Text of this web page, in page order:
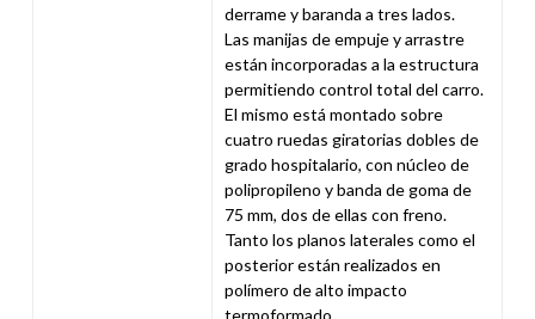
derrame y baranda a tres lados.
Las manijas de empuje y arrastre
están incorporadas a la estructura
permitiendo control total del carro.
El mismo está montado sobre
cuatro ruedas giratorias dobles de
grado hospitalario, con núcleo de
polipropileno y banda de goma de
75 mm, dos de ellas con freno.
Tanto los planos laterales como el
posterior están realizados en
polímero de alto impacto
termoformado.